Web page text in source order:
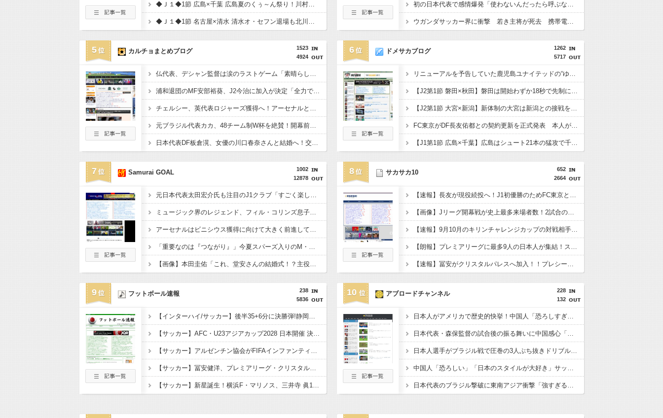
◆Ｊ１◆1節 広島×千葉 広島夏のくぅ～ん祭り！川村復帰弾含め3-0で広島勝利
◆Ｊ１◆1節 名古屋×清水 清水オ・セフン退場も北川ゴールの1点を守りきり名古屋を下す
初の日本代表で感情爆発「使わないんだったら呼ぶな！」 涙ながらに訴え「俺を何で選んだんだ？」ストライカーの意地
ウガンダサッカー界に衝撃 若き主将が死去 携帯電話強盗に抵抗した末に石で滅多打ち… 国民が怒り「リーダーを失った」
5
1523
4924
カルチョまとめブログ
仏代表、デシャン監督は涙のラストゲーム「素晴らしい冒険だった」 来週にもジダン新監督が就任へ
浦和退団のMF安部裕葵、J2今治に加入が決定「全力で頑張ります」（関連まとめ）
チェルシー、英代表ロジャーズ獲得へ！アーセナルとの争奪戦を制す 移籍金は英国人史上最高額の1億1700万ポンド（約256億円）
元ブラジル代表カカ、48チーム制W杯を絶賛！開幕前の不安を一蹴「多すぎると思っていたが退屈な試合は一つもなかった」
日本代表DF板倉滉、女優の川口春奈さんと結婚へ！交際１年、W杯を終え決断（関連まとめ）
6
1262
5717
ドメサカブログ
リニューアルを予告していた鹿児島ユナイテッドの“ゆないくー”、ホーム開幕戦に新フェイスで登場
【J2第1節 磐田×秋田】磐田は開始わずか18秒で先制に成功するも追いつかれドロー 秋葉新体制の初白星はお預けに
【J2第1節 大宮×新潟】新体制の大宮は新潟との接戦を制し開幕白星スタート！自陣からのカウンターが決まり山本桜大が決勝ゴール
FC東京がDF長友佑都との契約更新を正式発表 本人がホーム開幕戦の試合前にサポーターへ報告
【J1第1節 広島×千葉】広島はシュート21本の猛攻で千葉を圧倒しホーム開幕戦を飾る！海外から復帰の川村がいきなりゴール
7
1002
12878
Samurai GOAL
元日本代表太田宏介氏も注目のJ1クラブ「すごく楽しみ」 主力移籍も…助っ人加入で「適材適所の見事な補強」
ミュージック界のレジェンド、フィル・コリンズ息子がドイツの古豪1860ミュンヘンへ加入
アーセナルはビニシウス獲得に向けて大きく前進しており…」レアルとの重要会談へ！
「重要なのは『つながり』」今夏スパーズ入りのM・フェルナンデス、移籍決断の裏に“父と兄”の存在
【画像】本田圭佑「これ、堂安さんの結婚式！？主役、誰？」
8
652
2664
サカサカ10
【速報】長友が現役続投へ！J1初優勝のためFC東京と再契約
【画像】Jリーグ開幕戦が史上最多来場者数！2試合の試合結果が同じスコアにwwwwww
【速報】9月10月のキリンチャレンジカップの対戦相手がこちら！W杯出場国と対戦へ
【朗報】プレミアリーグに最多9人の日本人が集結！スタメン出場の選手は意外と少なそう？
【速報】冨安がクリスタルパレスへ加入！！プレシーズン参加から本契約へ！
9
238
5836
フットボール速報
【インターハイ/サッカー】後半35+6分に決勝弾!静岡学園が初、静岡県勢30年ぶりの日本一! 近大附高 1-2 静岡学園高
【サッカー】AFC・U23アジアカップ2028 日本開催 決定！ 2028年 ロス五輪予選も兼ねる
【サッカー】アルゼンチン協会がFIFAインファンティーノ会長への支持を表明 “W杯売却計画”にも言及 「過ちを認めたことは特筆すべき」
【サッカー】冨安健洋、プレミアリーグ・クリスタルパレス加入を発表！ 背番号17「望んでいた場所」 鎌田大地と同僚に
【サッカー】新星誕生！横浜F・マリノス、三井寺 眞16歳4カ月5日ゴール 全３得点絡む！ 今春 中学を卒業したばかり
10
228
132
アブロードチャンネル
日本人がアメリカで歴史的快挙！中国人「恐ろしすぎる」「人間にこんなことが可能なのか？」「サッカーで例えるなら…」【海外の反応】
日本代表・森保監督の試合後の振る舞いに中国感心「親しみやすくて有能」「謙虚で礼儀正しい」【海外の反応】
日本人選手がブラジル戦で圧巻の3人ぶち抜きドリブル！中国人「バケモンだ」「風のような男」【海外の反応】
中国人「恐ろしい」「日本のスタイルが大好き」サッカー日本代表のブラジル戦初勝利に中国驚嘆【海外の反応】
日本代表のブラジル撃破に東南アジア衝撃「強すぎる「韓国は日本を見習わないと」「アジアは彼らにとって狭すぎる」【海外の反応】